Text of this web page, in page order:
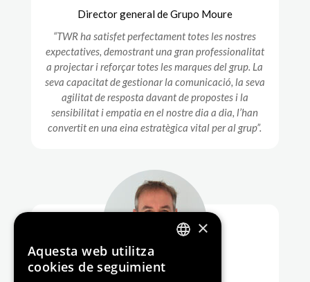
Director general de Grupo Moure
“TWR ha satisfet perfectament totes les nostres
expectatives, demostrant una gran professionalitat
a projectar i reforçar totes les marques del grup. La
seva capacitat de gestionar la comunicació, la seva
agilitat de resposta davant de propostes i la
sensibilitat i empatia en el nostre dia a dia, l’han
convertit en una eina estratègica vital per al grup”.
×
Aquesta web utilitza
cookies de seguimient